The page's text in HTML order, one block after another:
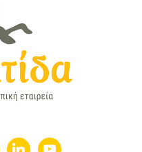
linkedin youtube